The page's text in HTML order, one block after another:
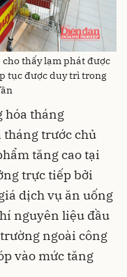
cho thấy lạm phát được
tục được duy trì trong
hóa tháng
tháng trước chủ
tăng cao tại
trực tiếp bởi
dịch vụ ăn uống
nguyên liệu đầu
ngoài công
vào mức tăng